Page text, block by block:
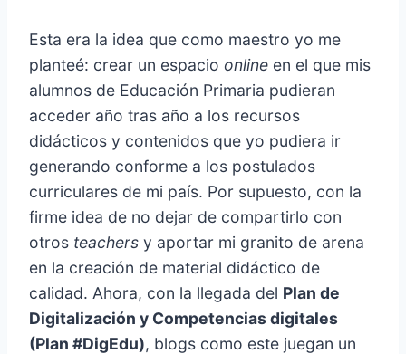
Esta era la idea que como maestro yo me
planteé: crear un espacio online en el que mis
alumnos de Educación Primaria pudieran
acceder año tras año a los recursos
didácticos y contenidos que yo pudiera ir
generando conforme a los postulados
curriculares de mi país. Por supuesto, con la
firme idea de no dejar de compartirlo con
otros teachers y aportar mi granito de arena
en la creación de material didáctico de
calidad. Ahora, con la llegada del Plan de
Digitalización y Competencias digitales
(Plan #DigEdu), blogs como este juegan un